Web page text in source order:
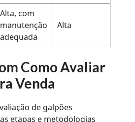
Alta, com
manutenção
adequada
Alta
Como Avaliar
Venda
de galpões
etapas e metodologias